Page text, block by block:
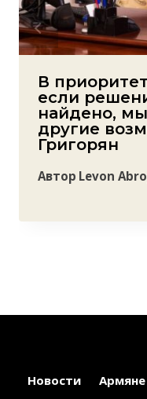
В
если
найдено,
другие
Григорян
Автор Levon
Новости Армяне